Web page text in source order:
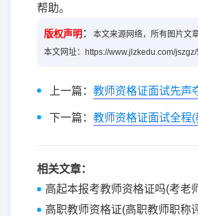
帮助。
版权声明 ：
本文来源网络，所有图片文
本文网址：https://www.jlzkedu.com/
上一篇： 教师资格证面试先声
下一篇： 教师资格证面试全程
相关文章：
高起本报考教师资格证吗(考老
高职教师资格证(高职教师职称